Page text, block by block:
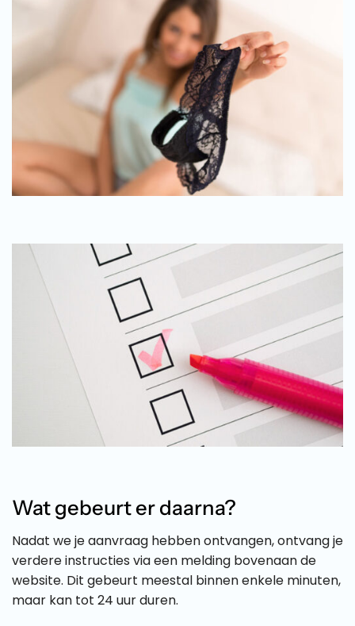
Wat gebeurt er daarna?
Nadat we je aanvraag hebben ontvangen, ontvang je
verdere instructies via een melding bovenaan de
website. Dit gebeurt meestal binnen enkele minuten,
maar kan tot 24 uur duren.